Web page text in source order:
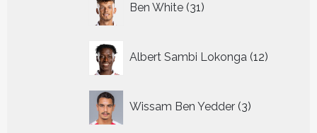
Ben White 31
producten
Albert Sambi Lokonga 12
Wissam Ben Yedder 3
producten